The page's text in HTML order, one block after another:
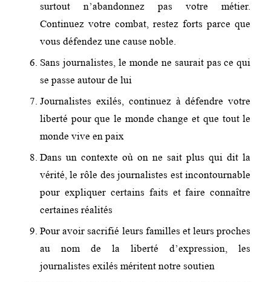
surtout n’abandonnez pas votre métier.
Continuez votre combat, restez forts parce que
vous défendez une cause noble.
Sans journalistes, le monde ne saurait pas ce qui
se passe autour de lui
Journalistes exilés, continuez à défendre votre
liberté pour que le monde change et que tout le
monde vive en paix
Dans un contexte où on ne sait plus qui dit la
vérité, le rôle des journalistes est incontournable
pour expliquer certains faits et faire connaître
certaines réalités
Pour avoir sacrifié leurs familles et leurs proches
au nom de la liberté d’expression, les
journalistes exilés méritent notre soutien